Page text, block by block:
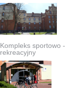
Kompleks sportowo -
rekreacyjny